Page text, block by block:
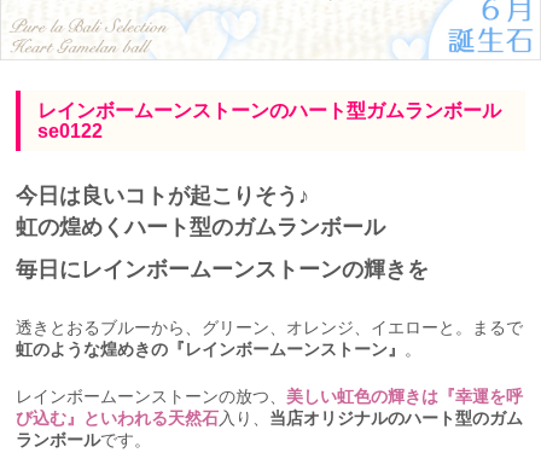
レインボームーンストーンのハート型ガムランボール
se0122
今日は良いコトが起こりそう♪
虹の煌めくハート型のガムランボール
毎日にレインボームーンストーンの輝きを
透きとおるブルーから、グリーン、オレンジ、イエローと。まるで
虹のような煌めきの『レインボームーンストーン』 。
レインボームーンストーンの放つ、美しい虹色の輝きは『幸運を呼
び込む』といわれる天然石入り、 当店オリジナルのハート型のガム
ランボールです。